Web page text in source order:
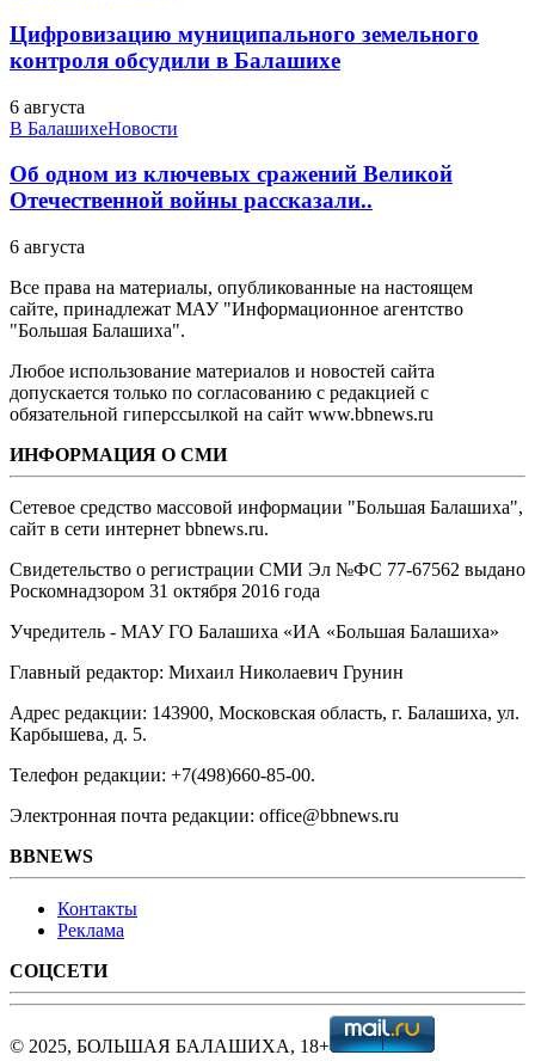
Цифровизацию муниципального земельного
контроля обсудили в Балашихе
6 августа
В БалашихеНовости
Об одном из ключевых сражений Великой
Отечественной войны рассказали..
6 августа
Все права на материалы, опубликованные на настоящем
сайте, принадлежат МАУ "Информационное агентство
"Большая Балашиха".
Любое использование материалов и новостей сайта
допускается только по согласованию с редакцией с
обязательной гиперссылкой на сайт www.bbnews.ru
ИНФОРМАЦИЯ О СМИ
Сетевое средство массовой информации "Большая Балашиха",
сайт в сети интернет bbnews.ru.
Свидетельство о регистрации СМИ Эл №ФС ‎77-67562 выдано
Роскомнадзором 31 октября 2016 года
Учредитель - МАУ ГО Балашиха «ИА «Большая Балашиха»
Главный редактор: Михаил Николаевич Грунин
Адрес редакции: 143900, Московская область, г. Балашиха, ул.
Карбышева, д. 5.
Телефон редакции: +7(498)660-85-00.
Электронная почта редакции: office@bbnews.ru
BBNEWS
Контакты
Реклама
СОЦСЕТИ
© 2025, БОЛЬШАЯ БАЛАШИХА, 18+